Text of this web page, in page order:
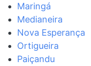
Maringá
Medianeira
Nova Esperança
Ortigueira
Paiçandu